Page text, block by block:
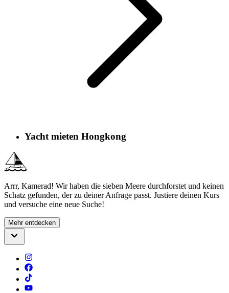
Yacht mieten Hongkong
Arrr, Kamerad! Wir haben die sieben Meere durchforstet und keinen
Schatz gefunden, der zu deiner Anfrage passt. Justiere deinen Kurs
und versuche eine neue Suche!
Mehr entdecken